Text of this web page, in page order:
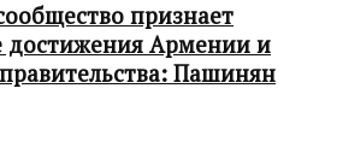
признает
достижения Армении и
Пашинян